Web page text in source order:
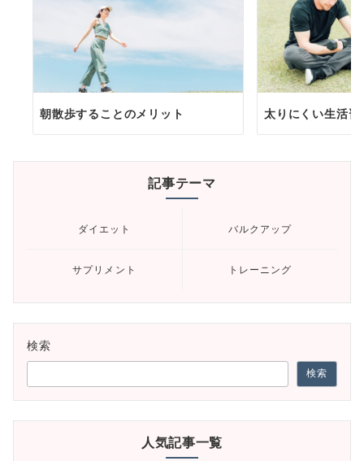
朝散歩することのメリット 太りにくい生活習
記事テーマ
ダイエット バルクアップ
サプリメント トレーニング
検索
検索
人気記事一覧